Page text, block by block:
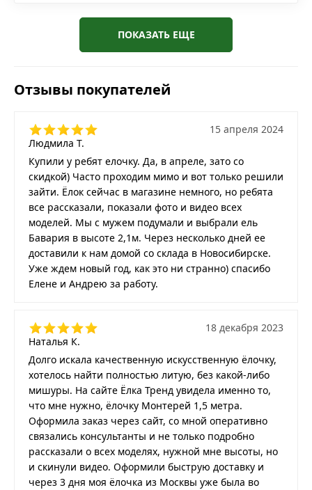
ПОКАЗАТЬ ЕЩЕ
Отзывы покупателей
Людмила Т.
15 апреля 2024
Купили у ребят елочку. Да, в апреле, зато со
скидкой) Часто проходим мимо и вот только решили
зайти. Ёлок сейчас в магазине немного, но ребята
все рассказали, показали фото и видео всех
моделей. Мы с мужем подумали и выбрали ель
Бавария в высоте 2,1м. Через несколько дней ее
доставили к нам домой со склада в Новосибирске.
Уже ждем новый год, как это ни странно) спасибо
Елене и Андрею за работу.
Наталья К.
18 декабря 2023
Долго искала качественную искусственную ёлочку,
хотелось найти полностью литую, без какой-либо
мишуры. На сайте Ёлка Тренд увидела именно то,
что мне нужно, ёлочку Монтерей 1,5 метра.
Оформила заказ через сайт, со мной оперативно
связались консультанты и не только подробно
рассказали о всех моделях, нужной мне высоты, но
и скинули видео. Оформили быструю доставку и
через 3 дня моя ёлочка из Москвы уже была во